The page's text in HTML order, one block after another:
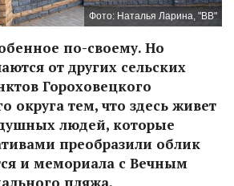
Фото: Наталья Ларина, "ВВ"
по-своему. Но
от других сельских
Гороховецкого
округа тем, что здесь живет
людей, которые
преобразили облик
и мемориала с Вечным